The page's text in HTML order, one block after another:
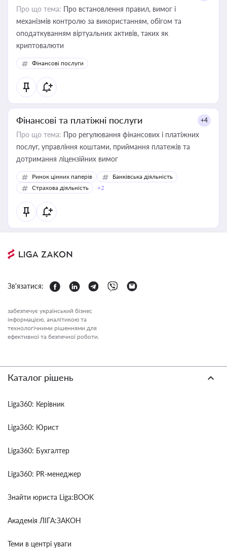
Про що тема: Про встановлення правил, вимог і
механізмів контролю за використанням, обігом та
оподаткуванням віртуальних активів, таких як
криптовалюти
Фінансові послуги
Фінансові та платіжні послуги +4
Про що тема: Про регулювання фінансових і платіжних
послуг, управління коштами, приймання платежів та
дотримання ліцензійних вимог
Ринок цінних паперів
Банківська діяльність
Страхова діяльність
+2
Зв'язатися:
забезпечує український бізнес
інформацією, аналітикою та
технологічними рішеннями для
ефективної та безпечної роботи.
Каталог рішень
Liga360: Керівник
Liga360: Юрист
Liga360: Бухгалтер
Liga360: PR-менеджер
Знайти юриста Liga:BOOK
Академія ЛІГА:ЗАКОН
Теми в центрі уваги